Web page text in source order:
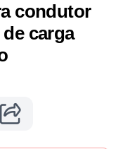
condutor
carga